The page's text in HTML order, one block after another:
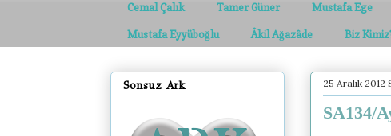
Cemal Çalık Tamer Güner Mustafa Ege
Mustafa Eyyüboğlu Âkil Ağazâde Biz
25 Aralık 2012
SA134/
Sonsuz Ark